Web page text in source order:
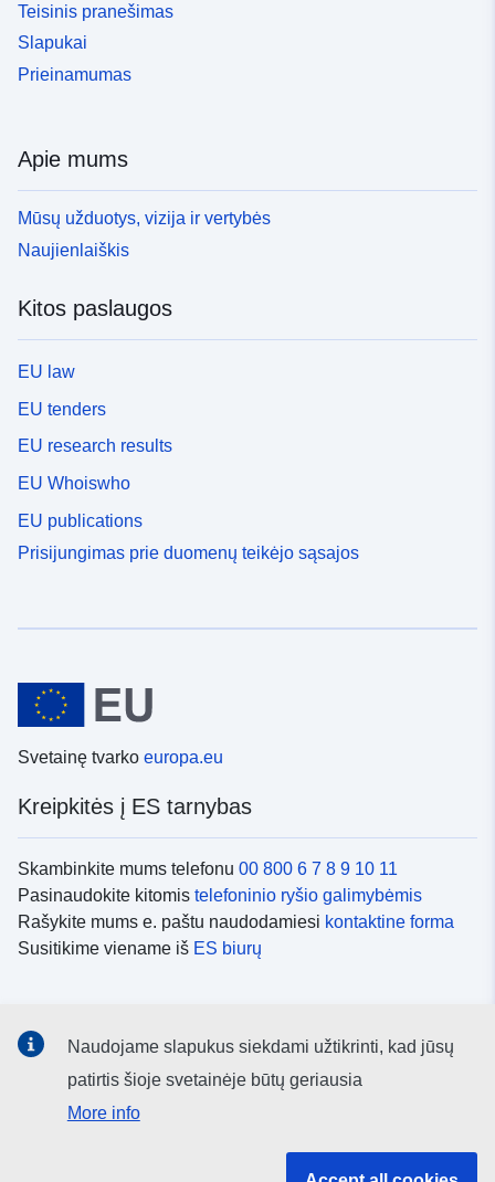
Teisinis pranešimas
Slapukai
Prieinamumas
Apie mums
Mūsų užduotys, vizija ir vertybės
Naujienlaiškis
Kitos paslaugos
EU law
EU tenders
EU research results
EU Whoiswho
EU publications
Prisijungimas prie duomenų teikėjo sąsajos
Svetainę tvarko europa.eu
Kreipkitės į ES tarnybas
Skambinkite mums telefonu 00 800 6 7 8 9 10 11
Pasinaudokite kitomis telefoninio ryšio galimybėmis
Rašykite mums e. paštu naudodamiesi kontaktine forma
Susitikime viename iš ES biurų
socialinių tinklų kanalai
Naudojame slapukus siekdami užtikrinti, kad jūsų
patirtis šioje svetainėje būtų geriausia
More info